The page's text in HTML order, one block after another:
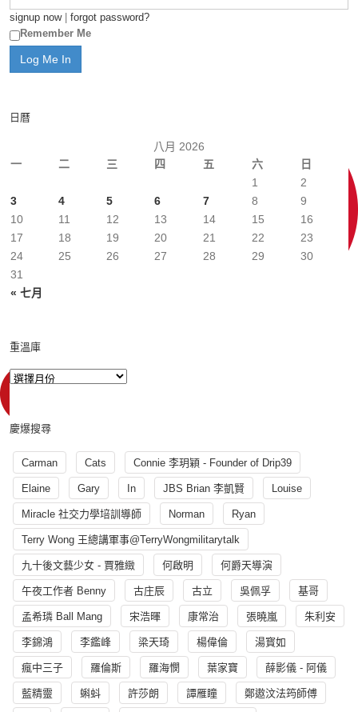
signup now| forgot password?
Remember Me
日曆
八月 2026
一
二 三 四 五 六 日
« 七月
1
2
3
4 5 6 7 8
9
10
11 12 13 14 15
16
17
18 19 20 21 22
23
24
25 26 27 28 29
30
31
重溫庫
慶爆搜尋
Carman Cats Connie 李玥穎 - Founder of Drip39
Elaine Gary In JBS Brian 李凱賢 Louise
Miracle 社交力學培訓導師 Norman Ryan
Terry Wong 王總講軍事@TerryWongmilitarytalk
九十後文藝少女 - 賈雅緻 何啟明 何爵天導演
午夜工作者 Benny 古庄辰 古立 吳佩孚 基哥
孟希璘 Ball Mang 宋浩暉 康常治 張曉嵐 朱利安
李錦鴻 李鑑峰 梁天琦 楊偉倫 湯寳如
瘋中三子 羅倫斯 羅海憫 葉家寶 薛影儀 - 阿儀
藍精靈 蝌蚪 許莎朗 譚雁瞳 鄭遨汶法筠師傅